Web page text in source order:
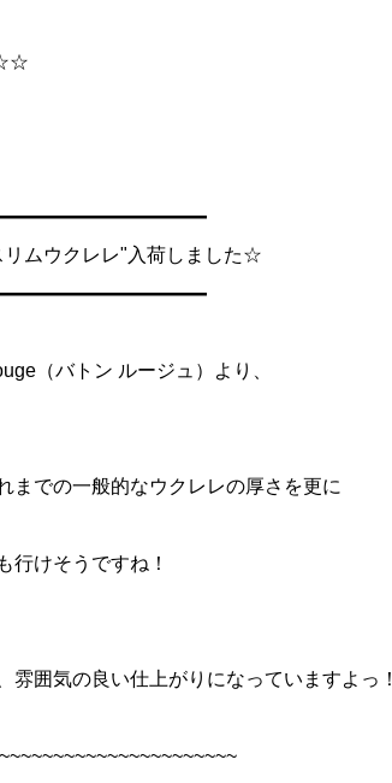
☆☆
リムウクレレ"入荷しました☆
（バトン ルージュ）より、
までの一般的なウクレレの厚さを更に
行けそうですね！
囲気の良い仕上がりになっていますよっ！